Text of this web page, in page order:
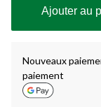
à
Ajouter au
Nouveaux
paiement